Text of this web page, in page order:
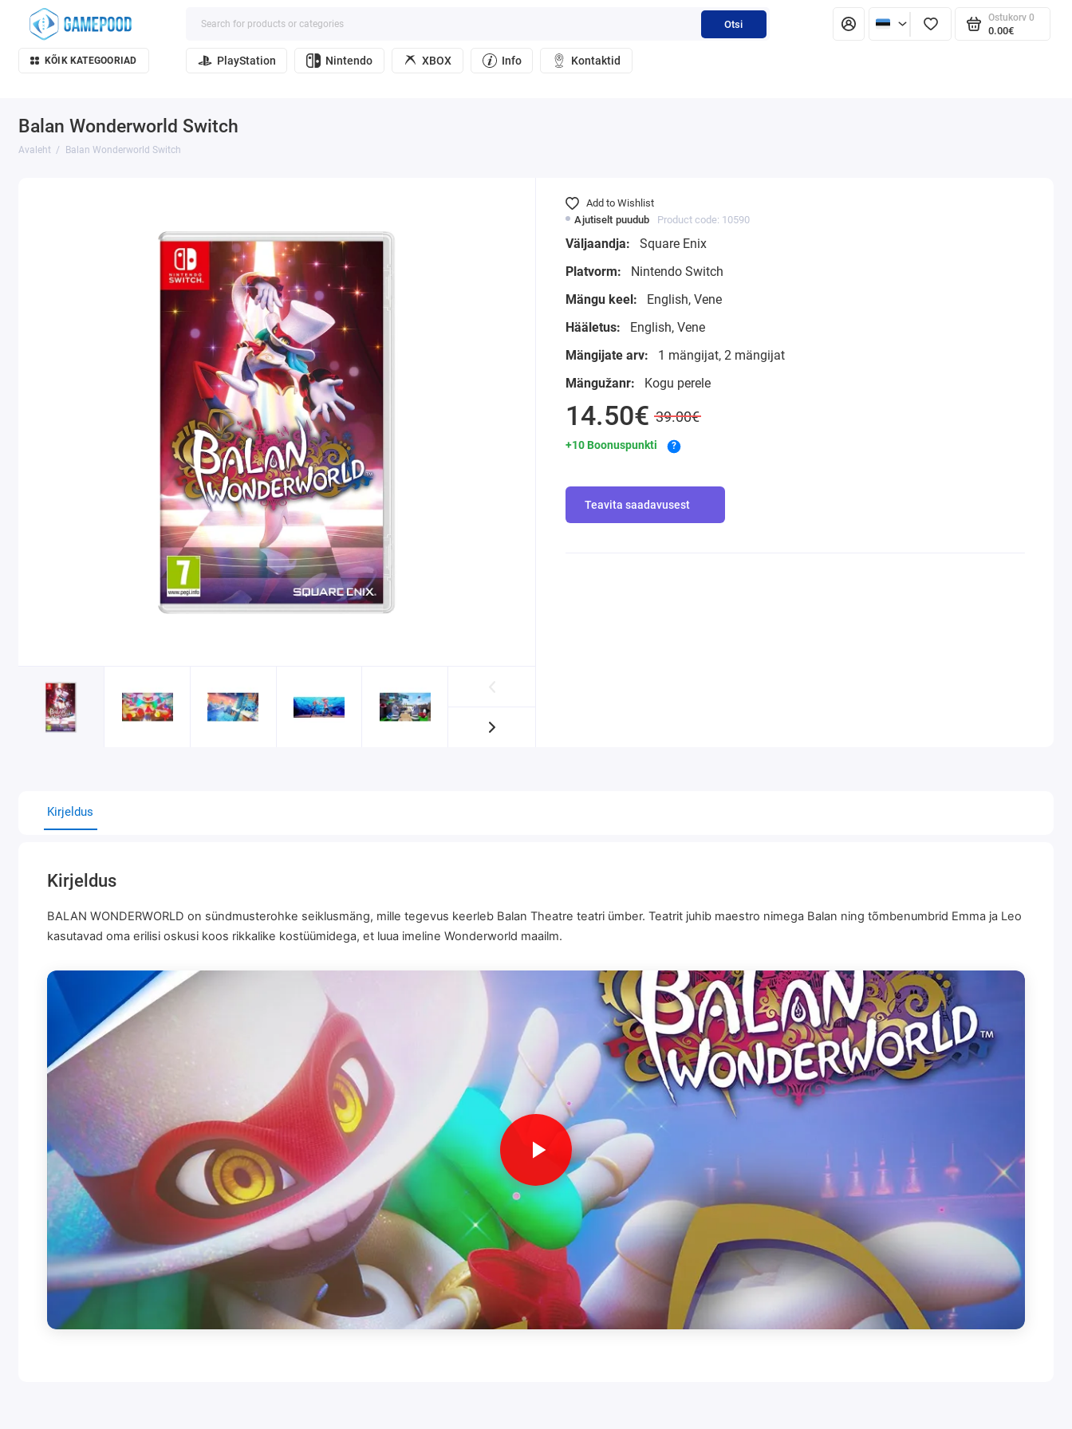
Otsi
Ostukorv 0
0.00€
KÕIK KATEGOORIAD PlayStation Nintendo XBOX Info Kontaktid
Balan Wonderworld Switch
Avaleht Balan Wonderworld Switch
Ajutiselt puudub Product code: 10590
Väljaandja:
Square Enix
Platvorm:
Nintendo Switch
Mängu keel:
English, Vene
Hääletus:
English, Vene
Mängijate arv:
1 mängijat, 2 mängijat
Mängužanr:
Kogu perele
14.50€ 39.00€
+10 Boonuspunkti ?
Teavita saadavusest
Add to Wishlist
Kirjeldus
Kirjeldus
BALAN WONDERWORLD on sündmusterohke seiklusmäng, mille tegevus keerleb Balan Theatre teatri ümber. Teatrit juhib maestro nimega Balan ning tõmbenumbrid Emma ja Leo
kasutavad oma erilisi oskusi koos rikkalike kostüümidega, et luua imeline Wonderworld maailm.